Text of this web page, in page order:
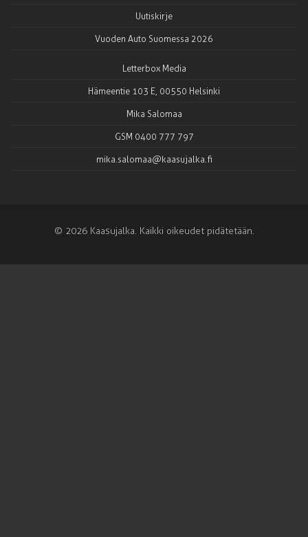
Uutiskirje
Vuoden Auto Suomessa 2026
Letterbox Media
Hämeentie 103 E, 00550 Helsinki
Mika Salomaa
GSM 0400 777 797
mika.salomaa@kaasujalka.fi
© 2026 Kaasujalka. Kaikki oikeudet pidätetään.